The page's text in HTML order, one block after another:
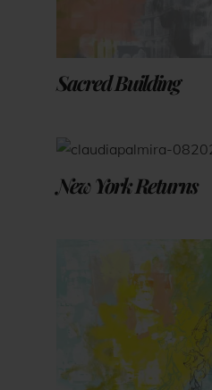
Sacred Building
New York Returns